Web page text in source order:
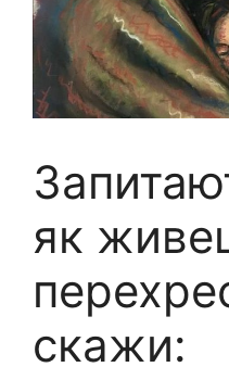
як
скажи: